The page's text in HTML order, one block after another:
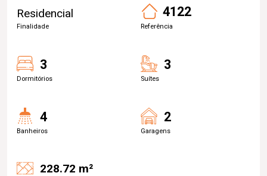
Residencial
Finalidade
4122
Referência
3
Dormitórios
3
Suítes
4
Banheiros
2
Garagens
228.72 m²